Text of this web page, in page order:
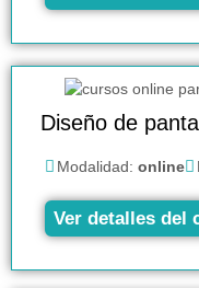
Diseño de
Modalidad: online
Ver detalles del